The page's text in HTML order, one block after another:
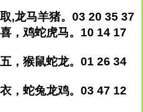
,龙马羊猪。03 20 35 37
，鸡蛇虎马。10 14 17
，猴鼠蛇龙。01 26 34
，蛇兔龙鸡。03 47 12